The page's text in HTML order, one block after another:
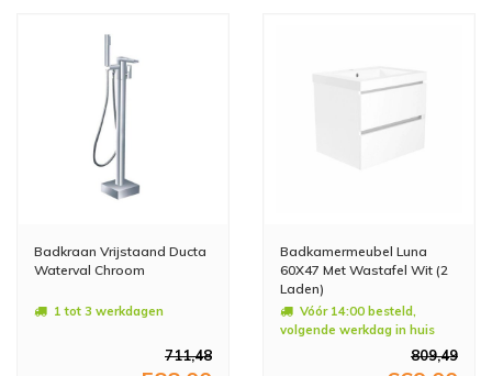
Badkraan Vrijstaand Ducta
Waterval Chroom
1 tot 3 werkdagen
711,48
Badkamermeubel Luna
60X47 Met Wastafel Wit (2
Laden)
Vóór 14:00 besteld,
volgende werkdag in huis
809,49